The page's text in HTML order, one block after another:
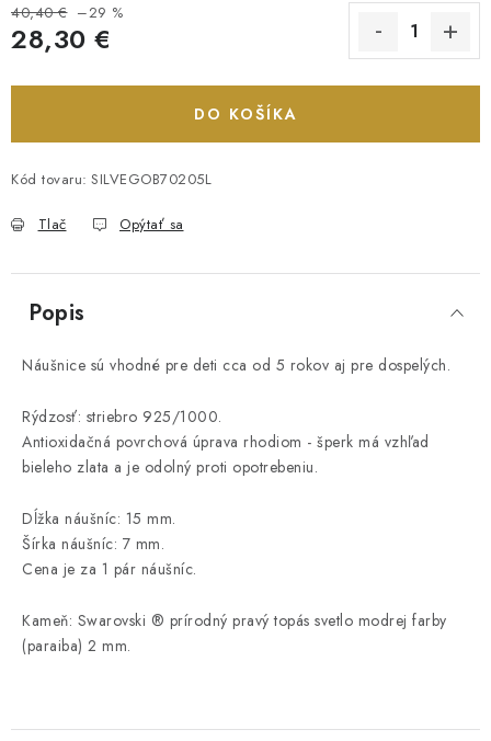
40,40 € –29 %
28,30 €
DO KOŠÍKA
Kód tovaru: SILVEGOB70205L
Tlač Opýtať sa
Popis
Náušnice sú vhodné pre deti cca od 5 rokov aj pre dospelých.
Rýdzosť: striebro 925/1000.
Antioxidačná povrchová úprava rhodiom - šperk má vzhľad
bieleho zlata a je odolný proti opotrebeniu.
Dĺžka náušníc: 15 mm.
Šírka náušníc: 7 mm.
Cena je za 1 pár náušníc.
Kameň: Swarovski ® prírodný pravý topás svetlo modrej farby
(paraiba) 2 mm.